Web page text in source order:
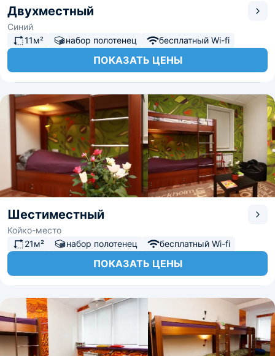
Двухместный
Синий
11м²
набор полотенец бесплатный Wi-fi
ПОКАЗАТЬ ЦЕНЫ
Шестиместный
Койко-место
21м²
набор полотенец бесплатный Wi-fi
ПОКАЗАТЬ ЦЕНЫ